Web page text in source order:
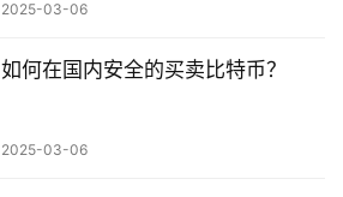
2025-03-06
如何在国内安全的买卖比特币？
2025-03-06